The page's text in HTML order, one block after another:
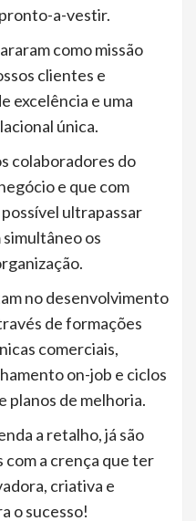
a-vestir.
como missão
clientes e
excelência e uma
única.
colaboradores do
e que com
ultrapassar
os
no desenvolvimento
de formações
comerciais,
on-job e ciclos
planos de melhoria.
a retalho, já são
com a crença que ter
criativa e
o sucesso!